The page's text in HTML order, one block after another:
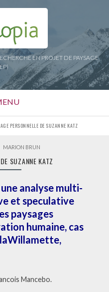
EN PROJET DE PAYSAGE
PERSONNELLE DE SUZANNE KATZ
MARION BRUN
SUZANNE KATZ
analyse multi-
et speculative
paysages
humaine, cas
laWillamette,
Mancebo.